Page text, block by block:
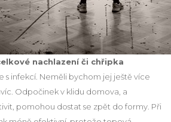
nachlazení či chřipka
s infekcí. Neměli bychom jej ještě více
Odpočinek v klidu domova, a
pomohou dostat se zpět do formy. Při